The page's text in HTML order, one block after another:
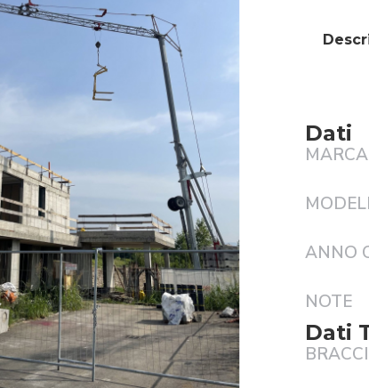
Dati
MARCA
ANNO
NOTE
Dati